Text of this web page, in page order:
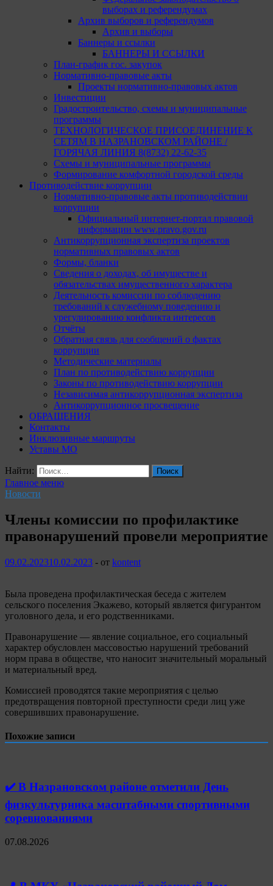
выборах и референдумах
Архив выборов и референдумов
Архив и выборы
Баннеры и ссылки
БАННЕРЫ И ССЫЛКИ
План-график гос. закупок
Нормативно-правовые акты
Проекты нормативно-правовых актов
Инвестиции
Градостроительство, схемы и муниципальные
программы
ТЕХНОЛОГИЧЕСКОЕ ПРИСОЕДИНЕНИЕ К
СЕТЯМ В НАЗРАНОВСКОМ РАЙОНЕ /
ГОРЯЧАЯ ЛИНИЯ 8(8732) 22-62-35
Схемы и муниципальные программы
Формирование комфортной городской среды
Противодействие коррупции
Нормативно-правовые акты противодействии
коррупции
Официальный интернет-портал правовой
информации www.pravo.gov.ru
Антикоррупционная экспертиза проектов
нормативных правовых актов
Формы, бланки
Сведения о доходах, об имуществе и
обязательствах имущественного характера
Деятельность комиссии по соблюдению
требований к служебному поведению и
урегулированию конфликта интересов
Отчёты
Обратная связь для сообщений о фактах
коррупции
Методические материалы
План по противодействию коррупции
Законы по противодействию коррупции
Независимая антикоррупционная экспертиза
Антикоррупционное просвещение
ОБРАЩЕНИЯ
Контакты
Инклюзивные маршруты
Уставы МО
Найти:
Главное меню
Новости
Члены комиссии по профилактике
правонарушений провели мероприятие
09.02.202310.02.2023 - от kontent
Была проведена профилактическая беседа с жителем
сельского поселения Экажево, который является фигурантом
уголовного дела, и его родственниками.
️Правонарушение — явление социальное, его социальный
характер обусловлен массовостью нарушений требований
норм права в обществе, что наносит значительный моральный
и материальный вред.
️Комиссией проводятся такие мероприятия с целью
предотвращения повторной преступности среди лиц уже
совершивших правонарушение.
Похожие записи
✔️ В Назрановском районе отметили День
физкультурника масштабными спортивными
соревнованиями
07.08.2026